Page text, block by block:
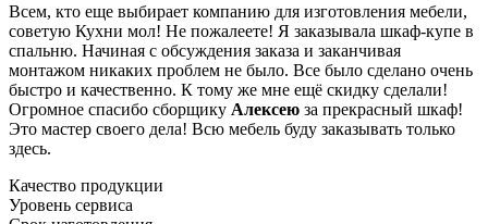
Всем, кто еще выбирает компанию для изготовления мебели,
советую Кухни мол! Не пожалеете! Я заказывала шкаф-купе в
спальню. Начиная с обсуждения заказа и заканчивая
монтажом никаких проблем не было. Все было сделано очень
быстро и качественно. К тому же мне ещё скидку сделали!
Огромное спасибо сборщику Алексею за прекрасный шкаф!
Это мастер своего дела! Всю мебель буду заказывать только
здесь.
Качество продукции
Уровень сервиса